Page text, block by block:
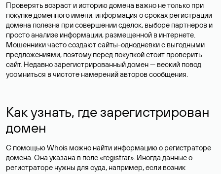
Проверять возраст и историю домена важно не только при
покупке доменного имени, информация о сроках регистрации
домена полезна при совершении сделок, выборе партнеров и
просто анализе информации, размещенной в интернете.
Мошенники часто создают сайты-однодневки с выгодными
предложениями, поэтому перед покупкой стоит проверить
сайт. Недавно зарегистрированный домен — веский повод
усомниться в чистоте намерений авторов сообщения.
Как узнать, где зарегистрирован
домен
С помощью Whois можно найти информацию о регистраторе
домена. Она указана в поле «registrar». Иногда данные о
регистраторе нужны для суда, например, если возник